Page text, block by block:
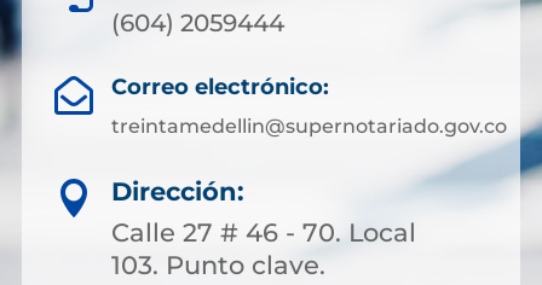
(604) 2059444
 Correo electrónico:
treintamedellin@supernotariado.gov.co

Dirección:
Calle 27 # 46 - 70. Local
103. Punto clave.